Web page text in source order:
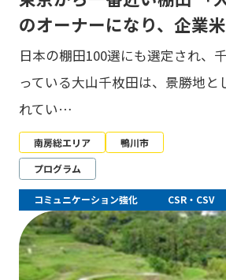
のオーナーになり、企業
日本の棚田100選にも選定され、
っている大山千枚田は、景勝地と
れてい…
南房総エリア
鴨川市
プログラム
コミュニケーション強化 CSR・CSV